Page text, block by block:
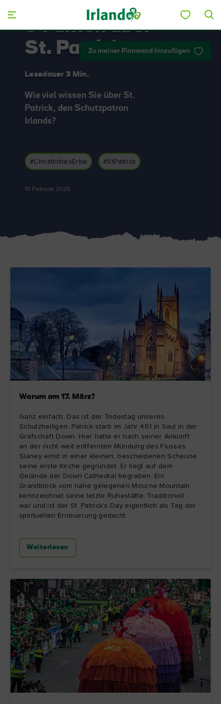
Studiotour
Zu meiner Pinnwand hinzufügen
9 Fakten über
St. Patrick
Lesedauer 3 Min.
Wie viel wissen Sie über St.
Patrick, den Schutzpatron
Irlands?
#ChristlichesErbe #StPatrick
10 Februar 2026
Warum am 17. März?
Ganz einfach: Das ist der Todestag unseres
Schutzheiligen. Patrick starb im Jahr 461 in Saul in der
Grafschaft Down. Hier hatte er nach seiner Ankunft
an der nicht weit entfernten Mündung des Flusses
Slaney einst in einer kleinen, bescheidenen Scheune
seine erste Kirche gegründet. Er liegt auf dem
Gelände der Down Cathedral begraben. Ein
Granitblock vom nahe gelegenen Mourne Mountain
kennzeichnet seine letzte Ruhestätte. Traditionell
war und ist der St. Patrick's Day eigentlich als Tag der
spirituellen Erneuerung gedacht.
Weiterlesen